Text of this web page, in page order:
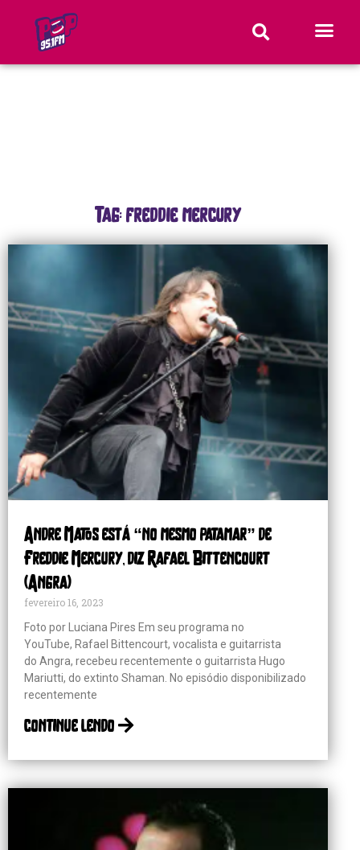
Tag: freddie mercury
Andre Matos está “no mesmo patamar” de
Freddie Mercury, diz Rafael Bittencourt
(Angra)
fevereiro 16, 2023
Foto por Luciana Pires Em seu programa no
YouTube, Rafael Bittencourt, vocalista e guitarrista
do Angra, recebeu recentemente o guitarrista Hugo
Mariutti, do extinto Shaman. No episódio disponibilizado
recentemente
continue lendo